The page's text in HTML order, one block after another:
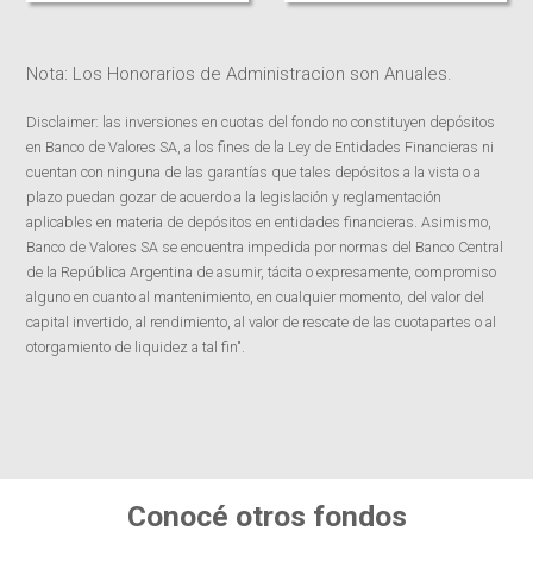
Nota: Los Honorarios de Administracion son Anuales.
Disclaimer: las inversiones en cuotas del fondo no constituyen depósitos
en Banco de Valores SA, a los fines de la Ley de Entidades Financieras ni
cuentan con ninguna de las garantías que tales depósitos a la vista o a
plazo puedan gozar de acuerdo a la legislación y reglamentación
aplicables en materia de depósitos en entidades financieras. Asimismo,
Banco de Valores SA se encuentra impedida por normas del Banco Central
de la República Argentina de asumir, tácita o expresamente, compromiso
alguno en cuanto al mantenimiento, en cualquier momento, del valor del
capital invertido, al rendimiento, al valor de rescate de las cuotapartes o al
otorgamiento de liquidez a tal fin".
Conocé otros fondos